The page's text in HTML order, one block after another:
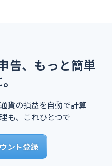
告、もっと簡単
貨の損益を自動で計算
も、これひとつで
ント登録